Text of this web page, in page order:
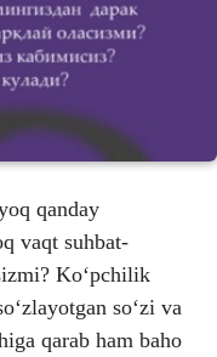
qanday
vaqt suhbat-
Ko‘pchilik
so‘zi va
qarab ham baho